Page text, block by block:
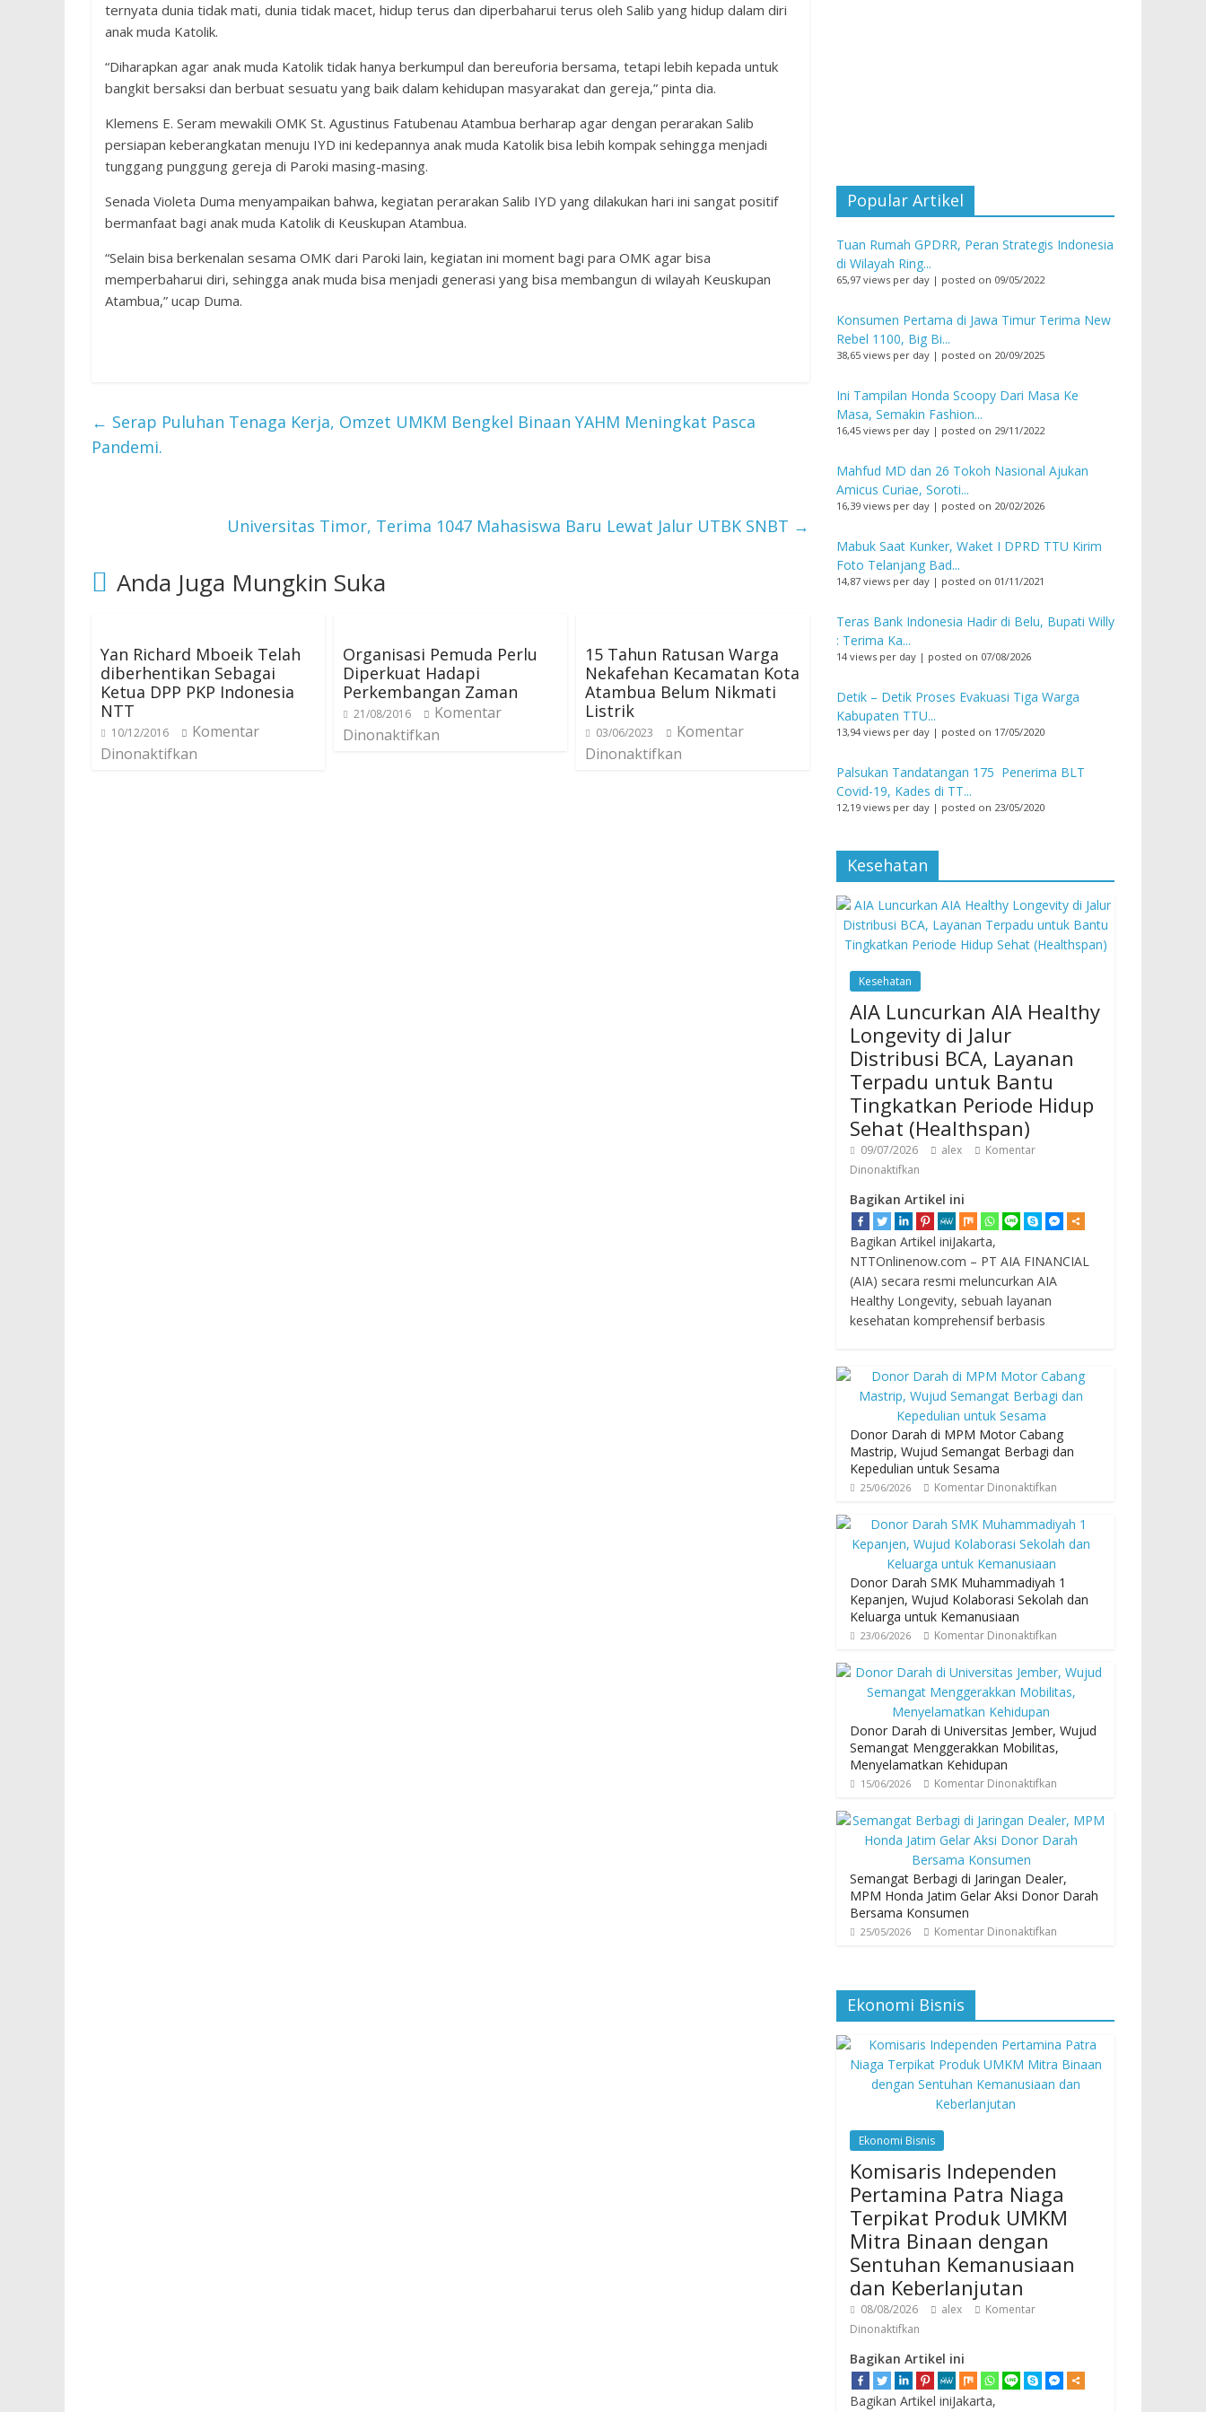
ternyata dunia tidak mati, dunia tidak macet, hidup terus dan diperbaharui terus oleh Salib yang hidup dalam diri
anak muda Katolik.
“Diharapkan agar anak muda Katolik tidak hanya berkumpul dan bereuforia bersama, tetapi lebih kepada untuk
bangkit bersaksi dan berbuat sesuatu yang baik dalam kehidupan masyarakat dan gereja,” pinta dia.
Klemens E. Seram mewakili OMK St. Agustinus Fatubenau Atambua berharap agar dengan perarakan Salib
persiapan keberangkatan menuju IYD ini kedepannya anak muda Katolik bisa lebih kompak sehingga menjadi
tunggang punggung gereja di Paroki masing-masing.
Senada Violeta Duma menyampaikan bahwa, kegiatan perarakan Salib IYD yang dilakukan hari ini sangat positif
bermanfaat bagi anak muda Katolik di Keuskupan Atambua.
“Selain bisa berkenalan sesama OMK dari Paroki lain, kegiatan ini moment bagi para OMK agar bisa
memperbaharui diri, sehingga anak muda bisa menjadi generasi yang bisa membangun di wilayah Keuskupan
Atambua,” ucap Duma.
← Serap Puluhan Tenaga Kerja, Omzet UMKM Bengkel Binaan YAHM Meningkat Pasca
Pandemi.
Universitas Timor, Terima 1047 Mahasiswa Baru Lewat Jalur UTBK SNBT →
Anda Juga Mungkin Suka
Yan Richard Mboeik Telah
diberhentikan Sebagai
Ketua DPP PKP Indonesia
NTT
10/12/2016
Komentar
Dinonaktifkan
Organisasi Pemuda Perlu
Diperkuat Hadapi
Perkembangan Zaman
21/08/2016
Komentar
Dinonaktifkan
15 Tahun Ratusan Warga
Nekafehan Kecamatan Kota
Atambua Belum Nikmati
Listrik
03/06/2023
Komentar
Dinonaktifkan
Popular Artikel
Tuan Rumah GPDRR, Peran Strategis Indonesia
di Wilayah Ring...
65,97 views per day | posted on 09/05/2022
Konsumen Pertama di Jawa Timur Terima New
Rebel 1100, Big Bi...
38,65 views per day | posted on 20/09/2025
Ini Tampilan Honda Scoopy Dari Masa Ke
Masa, Semakin Fashion...
16,45 views per day | posted on 29/11/2022
Mahfud MD dan 26 Tokoh Nasional Ajukan
Amicus Curiae, Soroti...
16,39 views per day | posted on 20/02/2026
Mabuk Saat Kunker, Waket I DPRD TTU Kirim
Foto Telanjang Bad...
14,87 views per day | posted on 01/11/2021
Teras Bank Indonesia Hadir di Belu, Bupati Willy
: Terima Ka...
14 views per day | posted on 07/08/2026
Detik – Detik Proses Evakuasi Tiga Warga
Kabupaten TTU...
13,94 views per day | posted on 17/05/2020
Palsukan Tandatangan 175 Penerima BLT
Covid-19, Kades di TT...
12,19 views per day | posted on 23/05/2020
Kesehatan
Kesehatan
AIA Luncurkan AIA Healthy
Longevity di Jalur
Distribusi BCA, Layanan
Terpadu untuk Bantu
Tingkatkan Periode Hidup
Sehat (Healthspan)
09/07/2026 alex
Komentar
Dinonaktifkan
Bagikan Artikel ini
Bagikan Artikel iniJakarta,
NTTOnlinenow.com – PT AIA FINANCIAL
(AIA) secara resmi meluncurkan AIA
Healthy Longevity, sebuah layanan
kesehatan komprehensif berbasis
Donor Darah di MPM Motor Cabang
Mastrip, Wujud Semangat Berbagi dan
Kepedulian untuk Sesama
25/06/2026 Komentar Dinonaktifkan
Donor Darah SMK Muhammadiyah 1
Kepanjen, Wujud Kolaborasi Sekolah dan
Keluarga untuk Kemanusiaan
23/06/2026 Komentar Dinonaktifkan
Donor Darah di Universitas Jember, Wujud
Semangat Menggerakkan Mobilitas,
Menyelamatkan Kehidupan
15/06/2026 Komentar Dinonaktifkan
Semangat Berbagi di Jaringan Dealer,
MPM Honda Jatim Gelar Aksi Donor Darah
Bersama Konsumen
25/05/2026 Komentar Dinonaktifkan
Ekonomi Bisnis
Ekonomi Bisnis
Komisaris Independen
Pertamina Patra Niaga
Terpikat Produk UMKM
Mitra Binaan dengan
Sentuhan Kemanusiaan
dan Keberlanjutan
08/08/2026 alex
Komentar
Dinonaktifkan
Bagikan Artikel ini
Bagikan Artikel iniJakarta,